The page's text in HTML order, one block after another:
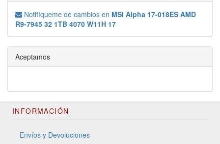
Notifíqueme de cambios en MSI Alpha 17-018ES AMD
R9-7945 32 1TB 4070 W11H 17
Aceptamos
INFORMACIÓN
Envíos y Devoluciones